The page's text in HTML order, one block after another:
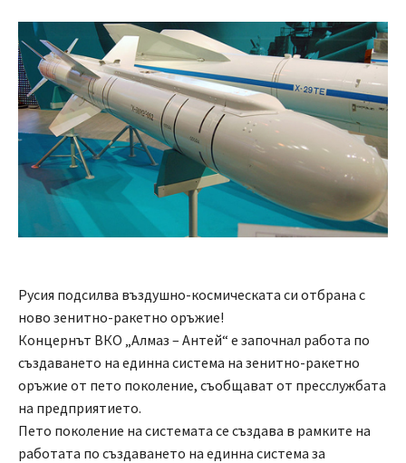
Русия подсилва въздушно-космическата си отбрана с
ново зенитно-ракетно оръжие!
Концернът ВКО „Алмаз – Антей“ е започнал работа по
създаването на единна система на зенитно-ракетно
оръжие от пето поколение, съобщават от пресслужбата
на предприятието.
Пето поколение на системата се създава в рамките на
работата по създаването на единна система за